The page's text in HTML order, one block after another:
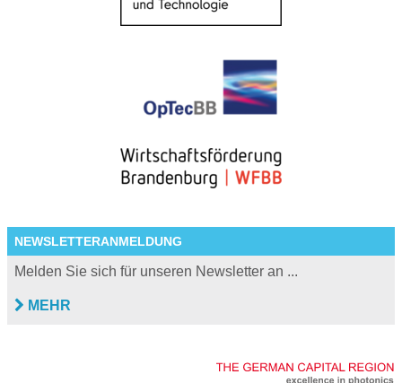
NEWSLETTERANMELDUNG
Melden Sie sich für unseren Newsletter an ...
MEHR